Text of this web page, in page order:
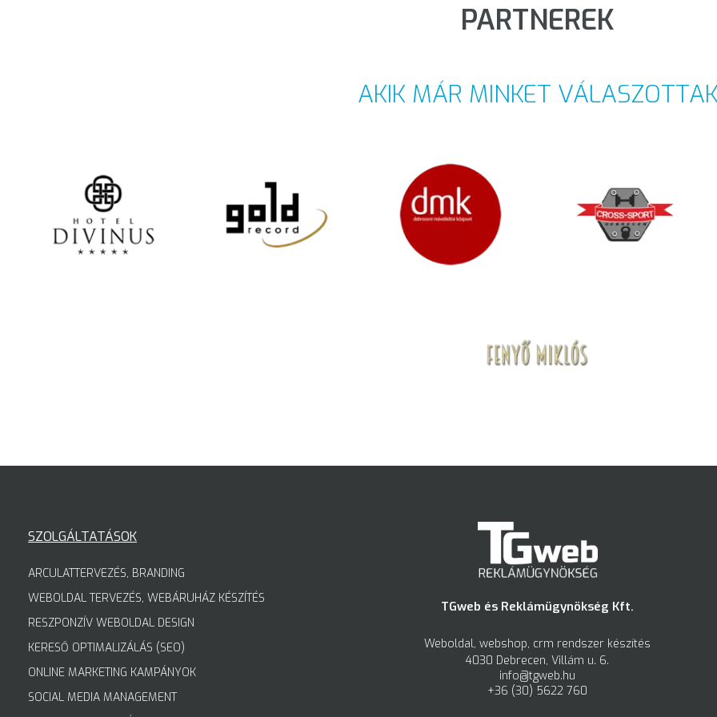
PARTNEREK
AKIK MÁR MINKET
SZOLGÁLTATÁSOK
ARCULATTERVEZÉS, BRANDING
WEBOLDAL TERVEZÉS, WEBÁRUHÁZ KÉSZÍTÉS
RESZPONZÍV WEBOLDAL DESIGN
KERESŐ OPTIMALIZÁLÁS (SEO)
ONLINE MARKETING KAMPÁNYOK
SOCIAL MEDIA MANAGEMENT
TGweb és Reklámügynökség Kft.
Weboldal, webshop, crm rendszer készítés
4030 Debrecen, Villám u. 6.
info@tgweb.hu
+36 (30) 5622 760